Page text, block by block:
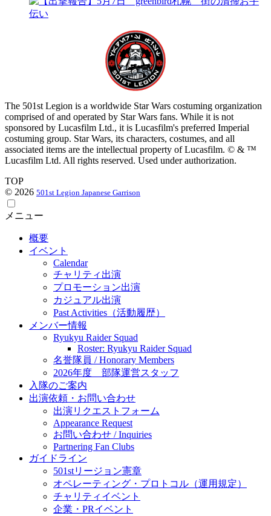
The 501st Legion is a worldwide Star Wars costuming organization
comprised of and operated by Star Wars fans. While it is not
sponsored by Lucasfilm Ltd., it is Lucasfilm's preferred Imperial
costuming group. Star Wars, its characters, costumes, and all
associated items are the intellectual property of Lucasfilm. © & ™
Lucasfilm Ltd. All rights reserved. Used under authorization.
TOP
© 2026 501st Legion Japanese Garrison
メニュー
概要
イベント
Calendar
チャリティ出演
プロモーション出演
カジュアル出演
Past Activities（活動履歴）
メンバー情報
Ryukyu Raider Squad
Roster: Ryukyu Raider Squad
名誉隊員 / Honorary Members
2026年度 部隊運営スタッフ
入隊のご案内
出演依頼・お問い合わせ
出演リクエストフォーム
Appearance Request
お問い合わせ / Inquiries
Partnering Fan Clubs
ガイドライン
501stリージョン憲章
オペレーティング・プロトコル（運用規定）
チャリティイベント
企業・PRイベント